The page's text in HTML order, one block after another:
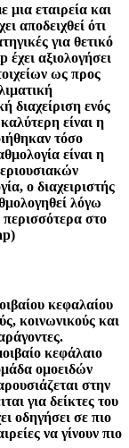
μια εταιρεία και
αποδειχθεί ότι
για θετικό
αξιολογήσει
ως προς
διαχείριση ενός
είναι η
τόσο
είναι η
ο διαχειριστής
λόγω
περισσότερα στο
κεφαλαίου
κοινωνικούς και
κεφάλαιο
ομοειδών
στην
για δείκτες του
οδηγήσει σε πιο
να γίνουν πιο